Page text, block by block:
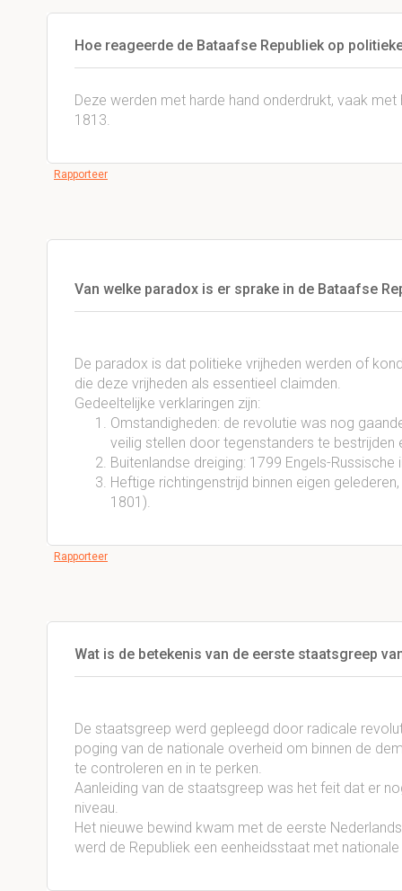
Hoe reageerde de Bataafse Republiek op
Deze werden met harde hand onderdrukt, vaak
1813.
Rapporteer
Van welke paradox is er sprake in de Bataafse
De paradox is dat politieke vrijheden werden of
die deze vrijheden als essentieel claimden.
Gedeeltelijke verklaringen zijn:
Omstandigheden: de revolutie was nog
veilig stellen door tegenstanders te bestrijden
Buitenlandse dreiging: 1799 Engels-Russische
Heftige richtingenstrijd binnen eigen
1801).
Rapporteer
Wat is de betekenis van de eerste staatsgreep
De staatsgreep werd gepleegd door radicale
poging van de nationale overheid om binnen de
te controleren en in te perken.
Aanleiding van de staatsgreep was het feit dat er
niveau.
Het nieuwe bewind kwam met de eerste
werd de Republiek een eenheidsstaat met